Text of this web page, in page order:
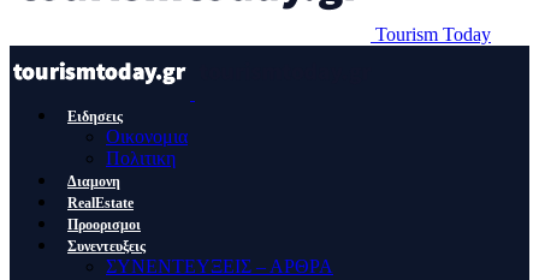
Tourism Today
Ειδησεις
Οικονομια
Πολιτικη
Διαμονη
RealEstate
Προορισμοι
Συνεντευξεις
ΣΥΝΕΝΤΕΥΞΕΙΣ – ΑΡΘΡΑ